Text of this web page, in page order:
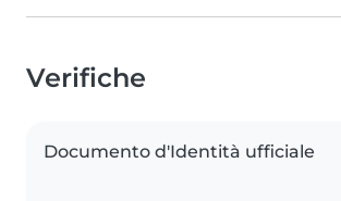
Verifiche
Documento d'Identità ufficiale